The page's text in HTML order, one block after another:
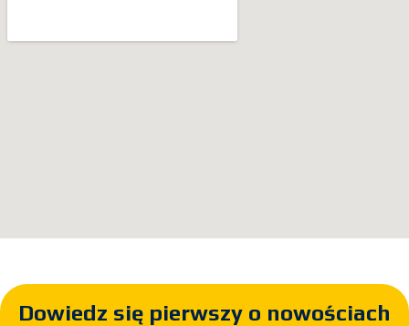
Dowiedz się pierwszy o nowościach